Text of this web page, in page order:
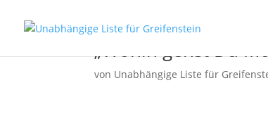
„Wohin gehst Du
von Unabhängige Liste für